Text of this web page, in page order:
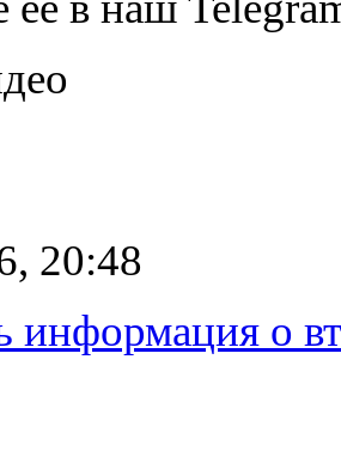
20:48
информация о